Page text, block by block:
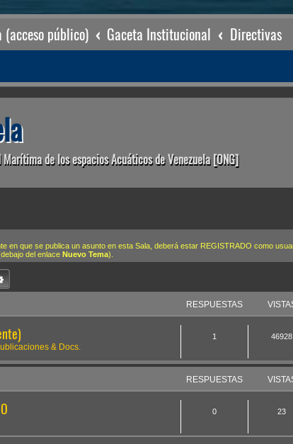
(acceso público) Gaceta Institucional Directivas
de los espacios Acuáticos de Venezuela [ONG]
en que se publica un asunto en esta Sala, deberá estar REGISTRADO como
del enlace Nuevo Tema).
Búsqueda avanzada
RESPUESTAS
& Docs.
1 46928
RESPUESTAS
0 23